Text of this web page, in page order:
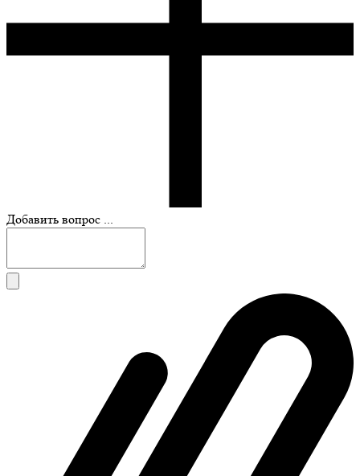
Добавить вопрос ...